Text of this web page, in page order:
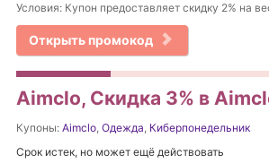
Условия: Купон предоставляет скидку 2% на
Открыть промокод
Aimclo, Скидка 3% в
Купоны: Aimclo, Одежда, Киберпонедельник
Срок истек, но может ещё действовать